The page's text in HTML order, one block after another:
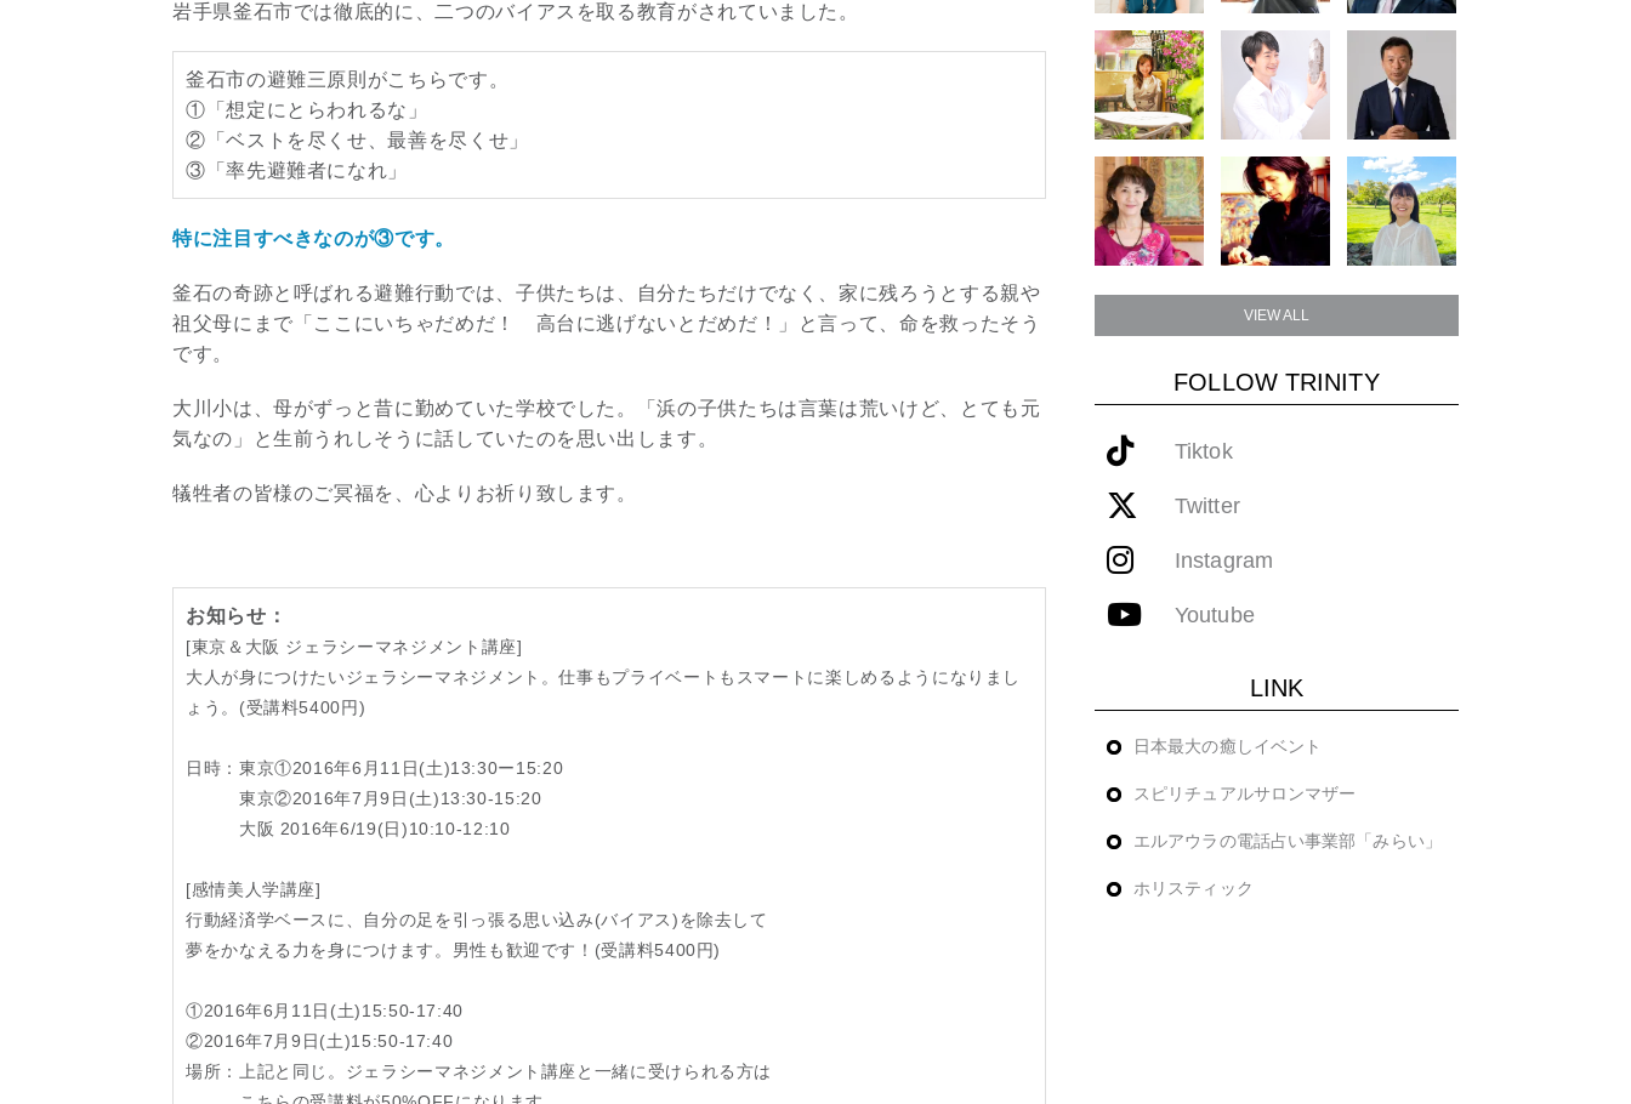
岩手県釜石市では徹底的に、二つのバイアスを取る教育がされていました。
釜石市の避難三原則がこちらです。
①「想定にとらわれるな」
②「ベストを尽くせ、最善を尽くせ」
③「率先避難者になれ」
特に注目すべきなのが③です。
釜石の奇跡と呼ばれる避難行動では、子供たちは、自分たちだけでなく、家に残ろうとする親や
祖父母にまで「ここにいちゃだめだ！ 高台に逃げないとだめだ！」と言って、命を救ったそう
です。
大川小は、母がずっと昔に勤めていた学校でした。「浜の子供たちは言葉は荒いけど、とても元
気なの」と生前うれしそうに話していたのを思い出します。
犠牲者の皆様のご冥福を、心よりお祈り致します。
お知らせ：
[東京＆大阪 ジェラシーマネジメント講座]
大人が身につけたいジェラシーマネジメント。仕事もプライベートもスマートに楽しめるようになりまし
ょう。(受講料5400円)
日時：東京①2016年6月11日(土)13:30ー15:20
東京②2016年7月9日(土)13:30-15:20
大阪 2016年6/19(日)10:10-12:10
[感情美人学講座]
行動経済学ベースに、自分の足を引っ張る思い込み(バイアス)を除去して
夢をかなえる力を身につけます。男性も歓迎です！(受講料5400円)
①2016年6月11日(土)15:50-17:40
②2016年7月9日(土)15:50-17:40
場所：上記と同じ。ジェラシーマネジメント講座と一緒に受けられる方は
VIEW ALL
FOLLOW TRINITY
Tiktok
Twitter
Instagram
Youtube
LINK
日本最大の癒しイベント
スピリチュアルサロンマザー
エルアウラの電話占い事業部「みらい」
ホリスティック